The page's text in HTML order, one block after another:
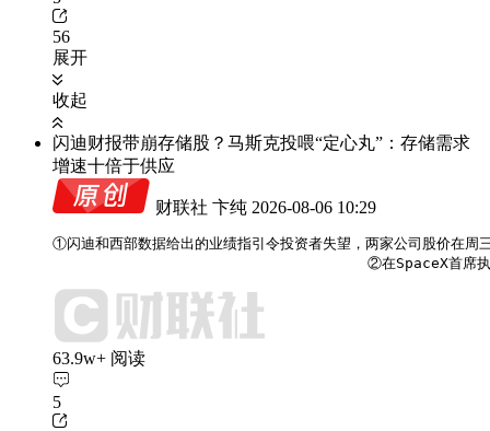
56
展开
收起
闪迪财报带崩存储股？马斯克投喂“定心丸”：存储需求
增速十倍于供应
财联社 卞纯 2026-08-06 10:29
①闪迪和西部数据给出的业绩指引令投资者失望，两家公司股价在周
②在SpaceX首席执行官
63.9w+ 阅读
5